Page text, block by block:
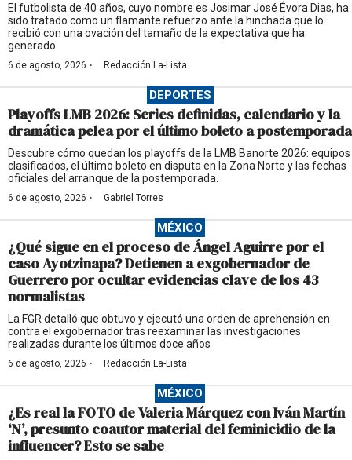
El futbolista de 40 años, cuyo nombre es Josimar José Évora Dias, ha
sido tratado como un flamante refuerzo ante la hinchada que lo
recibió con una ovación del tamaño de la expectativa que ha
generado
6 de agosto, 2026 · Redacción La-Lista
DEPORTES
Playoffs LMB 2026: Series definidas, calendario y la
dramática pelea por el último boleto a postemporada
Descubre cómo quedan los playoffs de la LMB Banorte 2026: equipos
clasificados, el último boleto en disputa en la Zona Norte y las fechas
oficiales del arranque de la postemporada.
6 de agosto, 2026 · Gabriel Torres
MÉXICO
¿Qué sigue en el proceso de Ángel Aguirre por el
caso Ayotzinapa? Detienen a exgobernador de
Guerrero por ocultar evidencias clave de los 43
normalistas
La FGR detalló que obtuvo y ejecutó una orden de aprehensión en
contra el exgobernador tras reexaminar las investigaciones
realizadas durante los últimos doce años
6 de agosto, 2026 · Redacción La-Lista
MÉXICO
¿Es real la FOTO de Valeria Márquez con Iván Martín
‘N’, presunto coautor material del feminicidio de la
influencer? Esto se sabe